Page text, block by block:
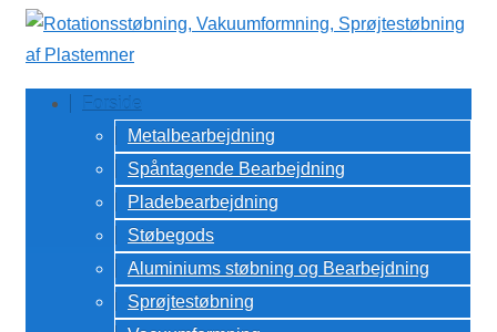
↓
Hop
til
hovedindhold
Forside
Metalbearbejdning
Spåntagende Bearbejdning
Pladebearbejdning
Støbegods
Aluminiums støbning og Bearbejdning
Sprøjtestøbning